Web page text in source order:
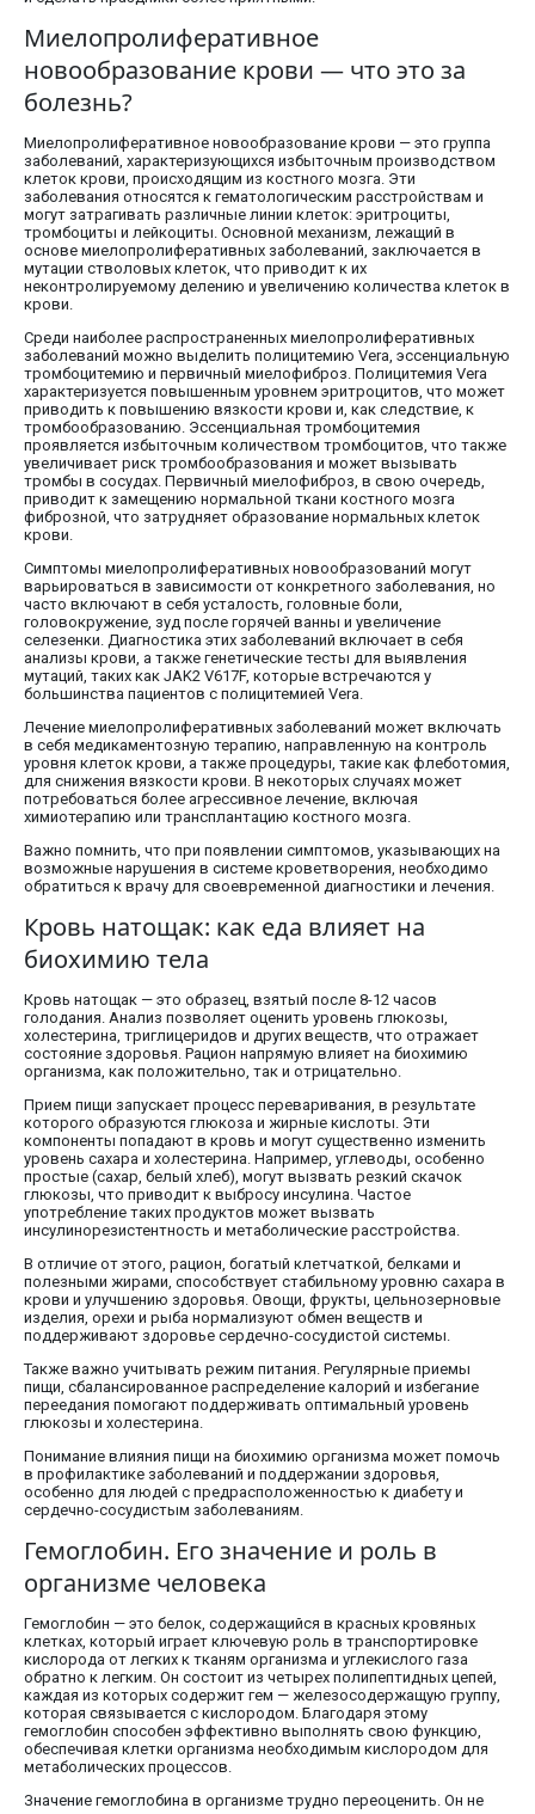
Миелопролиферативное
новообразование крови — что это за
болезнь?
Миелопролиферативное новообразование крови — это группа
заболеваний, характеризующихся избыточным производством
клеток крови, происходящим из костного мозга. Эти
заболевания относятся к гематологическим расстройствам и
могут затрагивать различные линии клеток: эритроциты,
тромбоциты и лейкоциты. Основной механизм, лежащий в
основе миелопролиферативных заболеваний, заключается в
мутации стволовых клеток, что приводит к их
неконтролируемому делению и увеличению количества клеток в
крови.
Среди наиболее распространенных миелопролиферативных
заболеваний можно выделить полицитемию Vera, эссенциальную
тромбоцитемию и первичный миелофиброз. Полицитемия Vera
характеризуется повышенным уровнем эритроцитов, что может
приводить к повышению вязкости крови и, как следствие, к
тромбообразованию. Эссенциальная тромбоцитемия
проявляется избыточным количеством тромбоцитов, что также
увеличивает риск тромбообразования и может вызывать
тромбы в сосудах. Первичный миелофиброз, в свою очередь,
приводит к замещению нормальной ткани костного мозга
фиброзной, что затрудняет образование нормальных клеток
крови.
Симптомы миелопролиферативных новообразований могут
варьироваться в зависимости от конкретного заболевания, но
часто включают в себя усталость, головные боли,
головокружение, зуд после горячей ванны и увеличение
селезенки. Диагностика этих заболеваний включает в себя
анализы крови, а также генетические тесты для выявления
мутаций, таких как JAK2 V617F, которые встречаются у
большинства пациентов с полицитемией Vera.
Лечение миелопролиферативных заболеваний может включать
в себя медикаментозную терапию, направленную на контроль
уровня клеток крови, а также процедуры, такие как флеботомия,
для снижения вязкости крови. В некоторых случаях может
потребоваться более агрессивное лечение, включая
химиотерапию или трансплантацию костного мозга.
Важно помнить, что при появлении симптомов, указывающих на
возможные нарушения в системе кроветворения, необходимо
обратиться к врачу для своевременной диагностики и лечения.
Кровь натощак: как еда влияет на
биохимию тела
Кровь натощак — это образец, взятый после 8-12 часов
голодания. Анализ позволяет оценить уровень глюкозы,
холестерина, триглицеридов и других веществ, что отражает
состояние здоровья. Рацион напрямую влияет на биохимию
организма, как положительно, так и отрицательно.
Прием пищи запускает процесс переваривания, в результате
которого образуются глюкоза и жирные кислоты. Эти
компоненты попадают в кровь и могут существенно изменить
уровень сахара и холестерина. Например, углеводы, особенно
простые (сахар, белый хлеб), могут вызвать резкий скачок
глюкозы, что приводит к выбросу инсулина. Частое
употребление таких продуктов может вызвать
инсулинорезистентность и метаболические расстройства.
В отличие от этого, рацион, богатый клетчаткой, белками и
полезными жирами, способствует стабильному уровню сахара в
крови и улучшению здоровья. Овощи, фрукты, цельнозерновые
изделия, орехи и рыба нормализуют обмен веществ и
поддерживают здоровье сердечно-сосудистой системы.
Также важно учитывать режим питания. Регулярные приемы
пищи, сбалансированное распределение калорий и избегание
переедания помогают поддерживать оптимальный уровень
глюкозы и холестерина.
Понимание влияния пищи на биохимию организма может помочь
в профилактике заболеваний и поддержании здоровья,
особенно для людей с предрасположенностью к диабету и
сердечно-сосудистым заболеваниям.
Гемоглобин. Его значение и роль в
организме человека
Гемоглобин — это белок, содержащийся в красных кровяных
клетках, который играет ключевую роль в транспортировке
кислорода от легких к тканям организма и углекислого газа
обратно к легким. Он состоит из четырех полипептидных цепей,
каждая из которых содержит гем — железосодержащую группу,
которая связывается с кислородом. Благодаря этому
гемоглобин способен эффективно выполнять свою функцию,
обеспечивая клетки организма необходимым кислородом для
метаболических процессов.
Значение гемоглобина в организме трудно переоценить. Он не